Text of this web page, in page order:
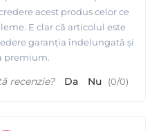
acest produs celor ce
E clar că articolul este
garanția îndelungată și
premium.
recenzie? Da Nu (0/0)